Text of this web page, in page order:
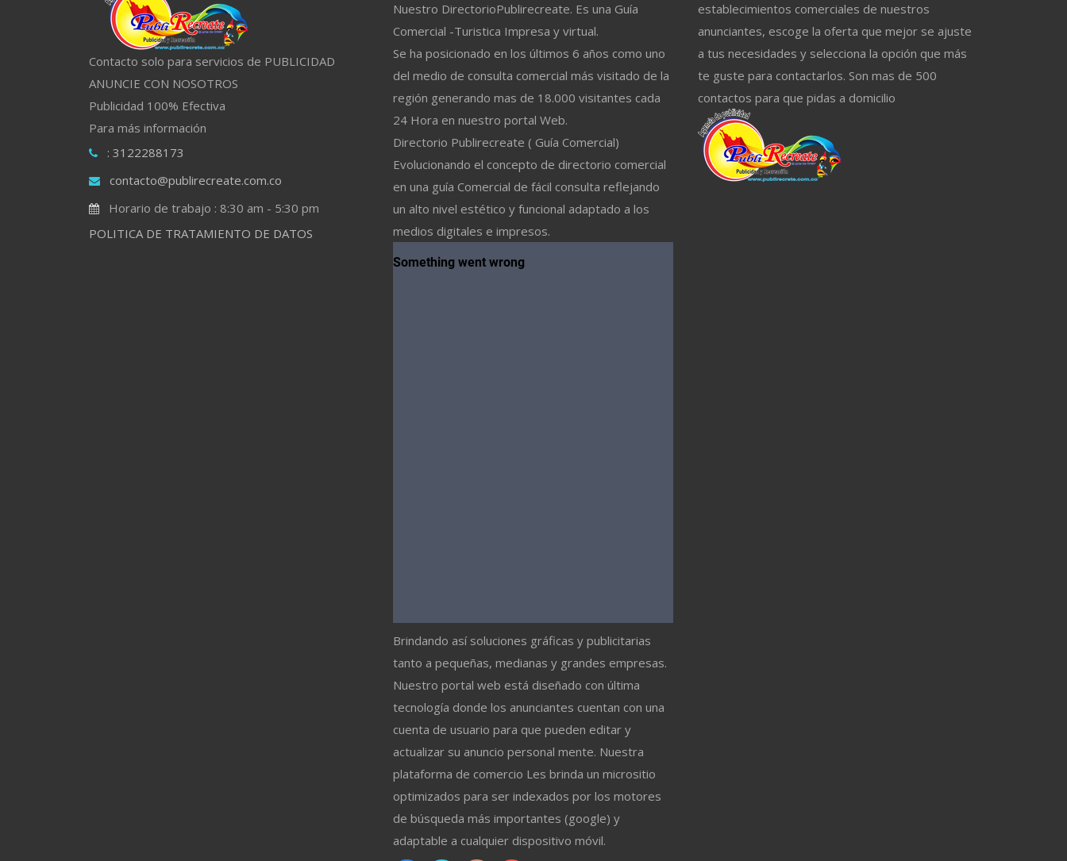
Contacto solo para servicios de PUBLICIDAD
ANUNCIE CON NOSOTROS
Publicidad 100% Efectiva
Para más información
: 3122288173
contacto@publirecreate.com.co
Horario de trabajo : 8:30 am - 5:30 pm
POLITICA DE TRATAMIENTO DE DATOS
Nuestro DirectorioPublirecreate. Es una Guía
Comercial -Turistica Impresa y virtual.
Se ha posicionado en los últimos 6 años como uno
del medio de consulta comercial más visitado de la
región generando mas de 18.000 visitantes cada
24 Hora en nuestro portal Web.
Directorio Publirecreate ( Guía Comercial)
Evolucionando el concepto de directorio comercial
en una guía Comercial de fácil consulta reflejando
un alto nivel estético y funcional adaptado a los
medios digitales e impresos.
Brindando así soluciones gráficas y publicitarias
tanto a pequeñas, medianas y grandes empresas.
Nuestro portal web está diseñado con última
tecnología donde los anunciantes cuentan con una
cuenta de usuario para que pueden editar y
actualizar su anuncio personal mente. Nuestra
plataforma de comercio Les brinda un micrositio
optimizados para ser indexados por los motores
de búsqueda más importantes (google) y
adaptable a cualquier dispositivo móvil.
establecimientos comerciales de nuestros
anunciantes, escoge la oferta que mejor se ajuste
a tus necesidades y selecciona la opción que más
te guste para contactarlos. Son mas de 500
contactos para que pidas a domicilio